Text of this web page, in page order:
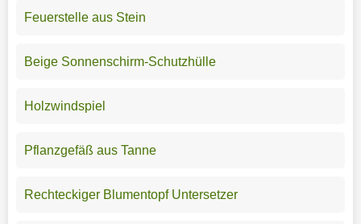
Feuerstelle aus Stein
Beige Sonnenschirm-Schutzhülle
Holzwindspiel
Pflanzgefäß aus Tanne
Rechteckiger Blumentopf Untersetzer